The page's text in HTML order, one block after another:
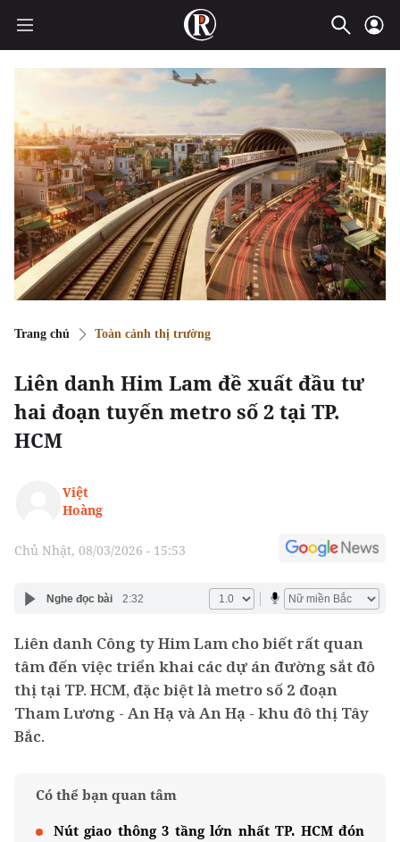
Trang chủ Toàn cảnh thị trường
Liên danh Him Lam đề xuất đầu tư
hai đoạn tuyến metro số 2 tại TP.
HCM
Việt
Hoàng
Chủ Nhật, 08/03/2026 - 15:53
Nghe đọc bài 2:32
Liên danh Công ty Him Lam cho biết rất quan
tâm đến việc triển khai các dự án đường sắt đô
thị tại TP. HCM, đặc biệt là metro số 2 đoạn
Tham Lương - An Hạ và An Hạ - khu đô thị Tây
Bắc.
Có thể bạn quan tâm
Nút giao thông 3 tầng lớn nhất TP. HCM đón